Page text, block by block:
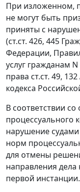
При изложенном,
не могут быть
приняты с
(ст.ст. 426, 445
Федерации,
услуг гражданам
права ст.ст. 49, 132
кодекса
В соответствии со
процессуального
нарушение
норм
для отмены
направления дела
первой инстанции.